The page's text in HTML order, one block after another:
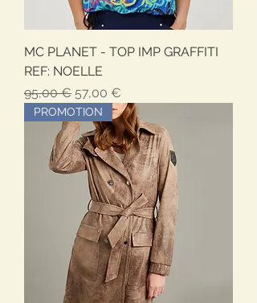
MC PLANET - TOP IMP GRAFFITI
REF: NOELLE
Обычная цена
95,00 € Цена со скидкой
57,00 €
PROMOTION